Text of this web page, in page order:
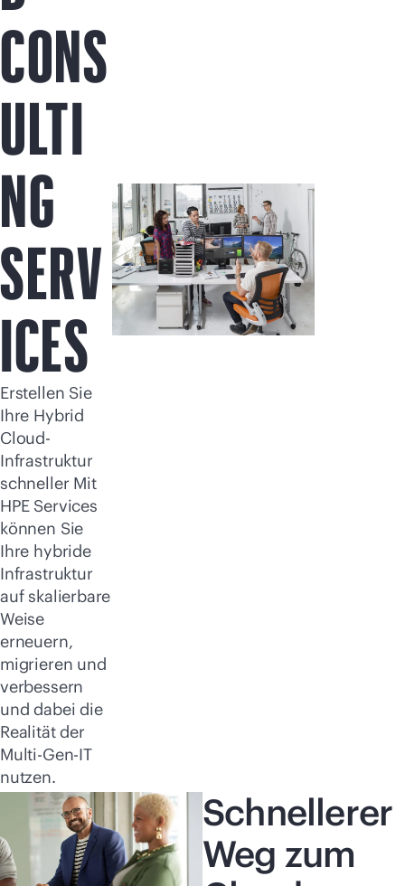
CONS
ULTI
NG
SERV
ICES
Erstellen Sie
Ihre Hybrid
Cloud-
Infrastruktur
schneller Mit
HPE Services
können Sie
Ihre hybride
Infrastruktur
auf skalierbare
Weise
erneuern,
migrieren und
verbessern
und dabei die
Realität der
Multi-Gen-IT
nutzen.
Schnellerer
Weg zum